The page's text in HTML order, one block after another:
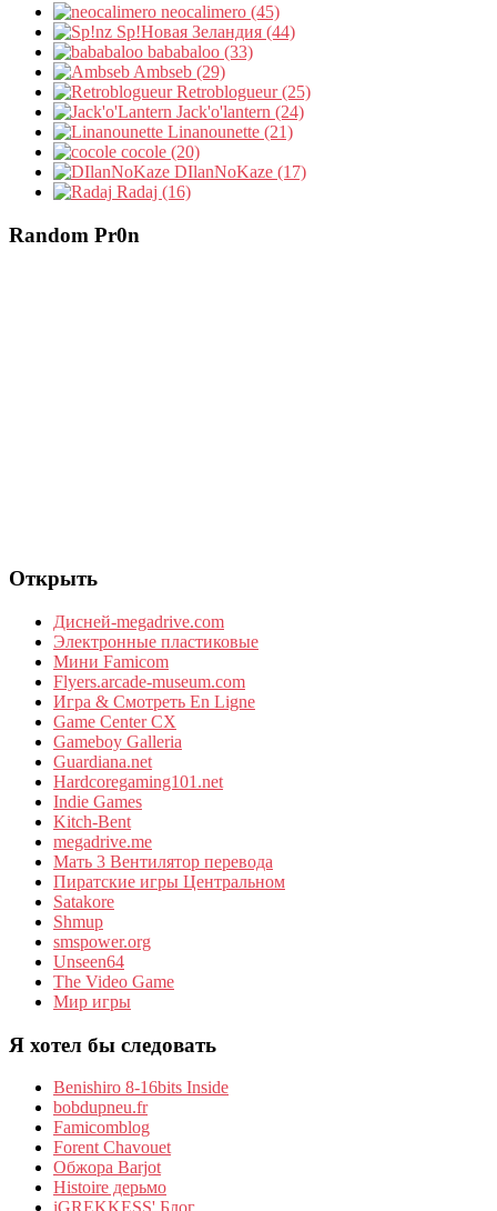
neocalimero (45)
Sp!Новая Зеландия (44)
bababaloo (33)
Ambseb (29)
Retroblogueur (25)
Jack'o'lantern (24)
Linanounette (21)
cocole (20)
DIlanNoKaze (17)
Radaj (16)
Random Pr0n
Открыть
Дисней-megadrive.com
Электронные пластиковые
Мини Famicom
Flyers.arcade-museum.com
Игра & Смотреть En Ligne
Game Center CX
Gameboy Galleria
Guardiana.net
Hardcoregaming101.net
Indie Games
Kitch-Bent
megadrive.me
Мать 3 Вентилятор перевода
Пиратские игры Центральном
Satakore
Shmup
smspower.org
Unseen64
The Video Game
Мир игры
Я хотел бы следовать
Benishiro 8-16bits Inside
bobdupneu.fr
Famicomblog
Forent Chavouet
Обжора Barjot
Histoire дерьмо